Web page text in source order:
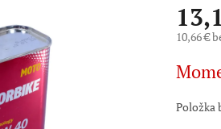
10,66 €
cena:
Položka